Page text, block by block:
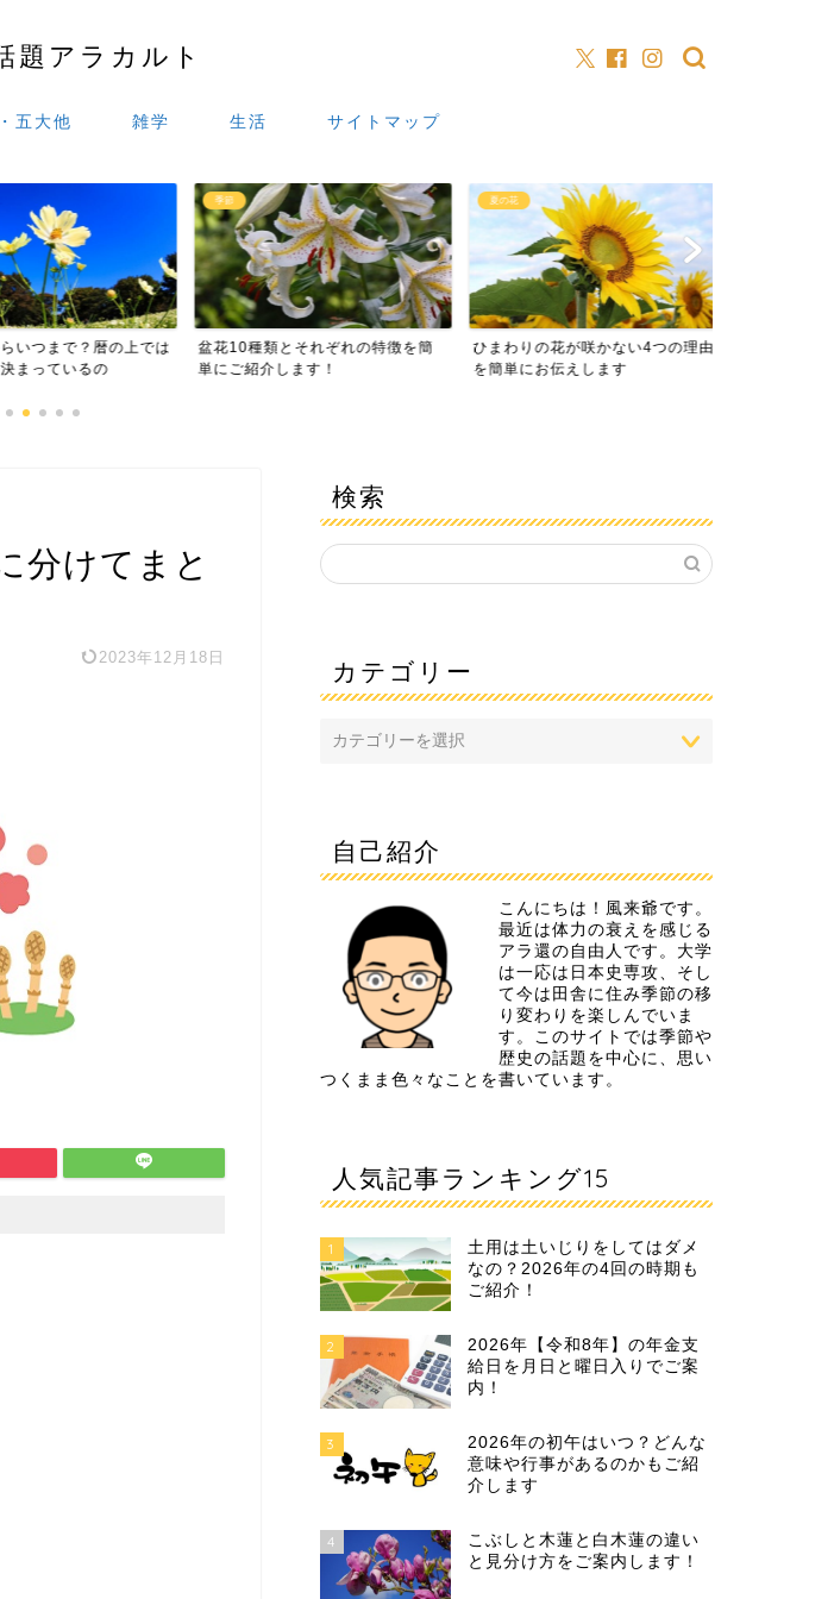
題アラカルト
五大他 雑学 生活 サイトマップ
いつまで？暦の上では
まっているの
季節
盆花10種類とそれぞれの特徴を簡
単にご紹介します！
夏の花
ひまわりの花が咲かない4つの理由
を簡単にお伝えします
分けてまと
2023年12月18日
検索
カテゴリー
自己紹介
こんにちは！風来爺です。
最近は体力の衰えを感じる
アラ還の自由人です。大学
は一応は日本史専攻、そし
て今は田舎に住み季節の移
り変わりを楽しんでいま
す。このサイトでは季節や
歴史の話題を中心に、思い
つくまま色々なことを書いています。
人気記事ランキング15
1
土用は土いじりをしてはダメ
なの？2026年の4回の時期も
ご紹介！
2
2026年【令和8年】の年金支
給日を月日と曜日入りでご案
内！
3
2026年の初午はいつ？どんな
意味や行事があるのかもご紹
介します
4
こぶしと木蓮と白木蓮の違い
と見分け方をご案内します！